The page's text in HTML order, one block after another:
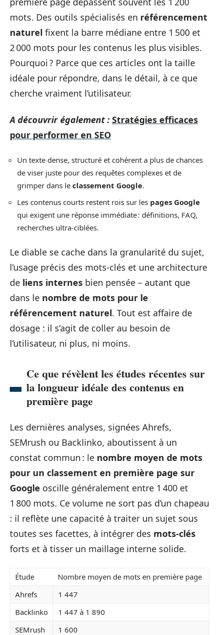
mots. Des outils spécialisés en référencement
naturel fixent la barre médiane entre 1 500 et
2 000 mots pour les contenus les plus visibles.
Pourquoi ? Parce que ces articles ont la taille
idéale pour répondre, dans le détail, à ce que
cherche vraiment l’utilisateur.
A découvrir également : Stratégies efficaces
pour performer en SEO
Un texte dense, structuré et cohérent a plus de chances
de viser juste pour des requêtes complexes et de
grimper dans le classement Google.
Les contenus courts restent rois sur les pages Google
qui exigent une réponse immédiate : définitions, FAQ,
recherches ultra-ciblées.
Le diable se cache dans la granularité du sujet,
l’usage précis des mots-clés et une architecture
de liens internes bien pensée – autant que
dans le nombre de mots pour le
référencement naturel. Tout est affaire de
dosage : il s’agit de coller au besoin de
l’utilisateur, ni plus, ni moins.
Ce que révèlent les études récentes sur
la longueur idéale des contenus en
première page
Les dernières analyses, signées Ahrefs,
SEMrush ou Backlinko, aboutissent à un
constat commun : le nombre moyen de mots
pour un classement en première page sur
Google oscille généralement entre 1 400 et
1 800 mots. Ce volume ne sort pas d’un chapeau
: il reflète une capacité à traiter un sujet sous
toutes ses facettes, à intégrer des mots-clés
forts et à tisser un maillage interne solide.
Étude
Nombre moyen de mots en première page
Ahrefs
1 447
Backlinko
1 447 à 1 890
SEMrush
1 600